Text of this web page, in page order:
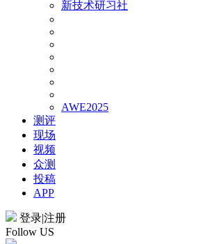
新技术研习社
AWE2025
测评
现场
视频
众测
投稿
APP
登录|注册
Follow US